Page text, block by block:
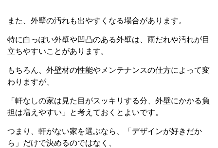
また、外壁の汚れも出やすくなる場合があります。
特に白っぽい外壁や凹凸のある外壁は、雨だれや汚れが目
立ちやすいことがあります。
もちろん、外壁材の性能やメンテナンスの仕方によって変
わりますが、
「軒なしの家は見た目がスッキリする分、外壁にかかる負
担は増えやすい」と考えておくとよいです。
つまり、軒がない家を選ぶなら、「デザインが好きだか
ら」だけで決めるのではなく、